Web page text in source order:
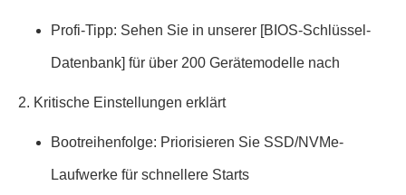
Profi-Tipp: Sehen Sie in unserer [BIOS-Schlüssel-
Datenbank] für über 200 Gerätemodelle nach
2. Kritische Einstellungen erklärt
Bootreihenfolge: Priorisieren Sie SSD/NVMe-
Laufwerke für schnellere Starts